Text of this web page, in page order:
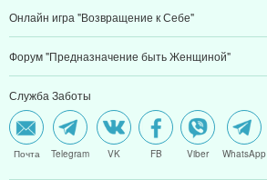
Онлайн игра "Возвращение к Себе"
Форум "Предназначение быть Женщиной"
Служба Заботы
Почта Telegram VK FB Viber WhatsApp